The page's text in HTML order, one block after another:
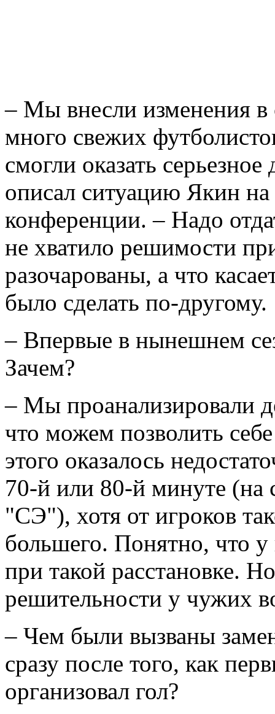
– Мы внесли изменения в
много свежих
смогли оказать
описал ситуацию Якин на
конференции. – Надо
не хватило решимости
разочарованы, а что
было сделать по-другому.
– Впервые в нынешнем
Зачем?
– Мы проанализировали
что можем позволить
этого оказалось
70-й или 80-й минуте
"СЭ"), хотя от игроков
большего. Понятно, что
при такой расстановке.
решительности у чужих
– Чем были вызваны
сразу после того, как
организовал гол?